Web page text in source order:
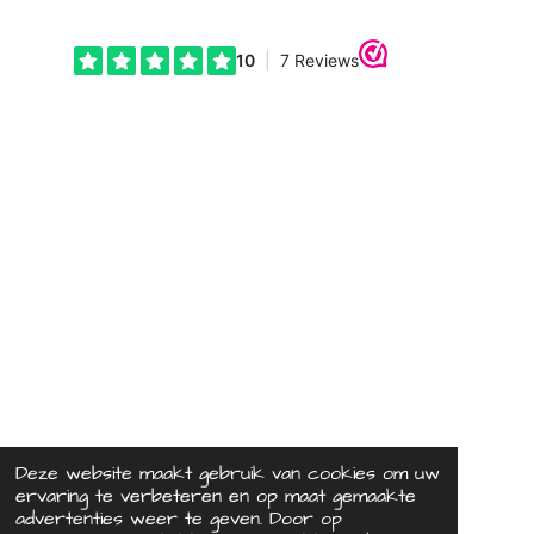
Deze website maakt gebruik van cookies om uw
ervaring te verbeteren en op maat gemaakte
advertenties weer te geven. Door op